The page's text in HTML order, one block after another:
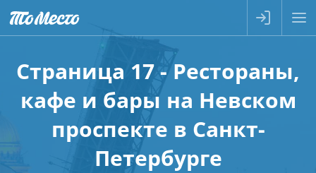
Страница 17 - Рестораны,
кафе и бары на Невском
проспекте в Санкт-
Петербурге